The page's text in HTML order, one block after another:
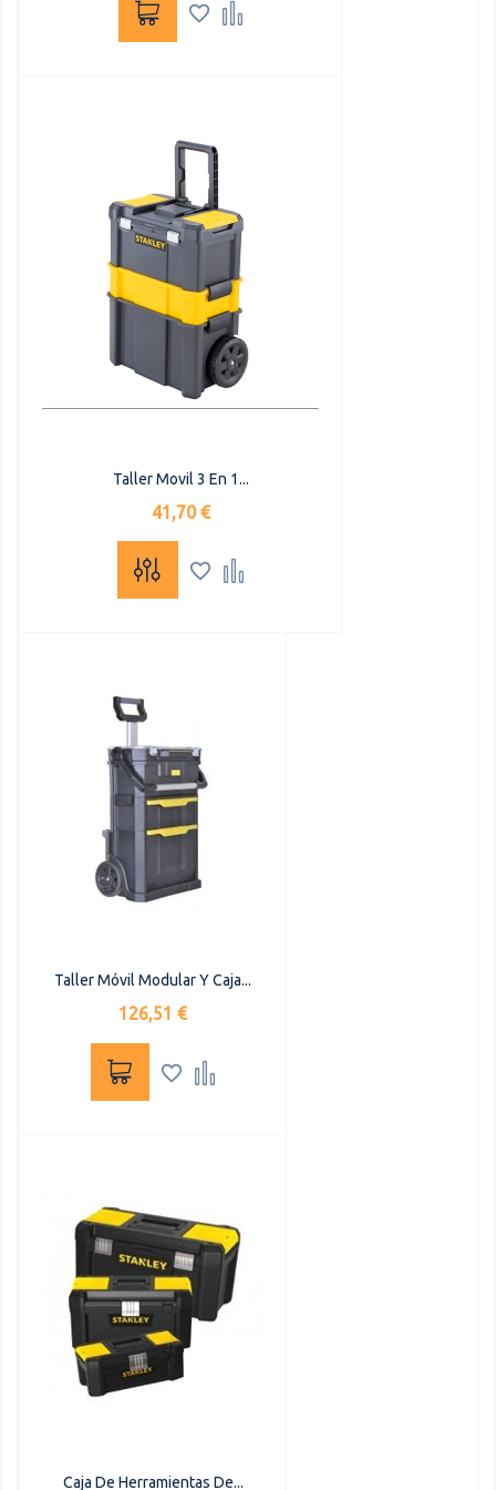
 
Taller Movil 3 En 1...
Precio
41,70 €
 
Taller Móvil Modular Y Caja...
Precio
126,51 €
 
Caja De Herramientas De...